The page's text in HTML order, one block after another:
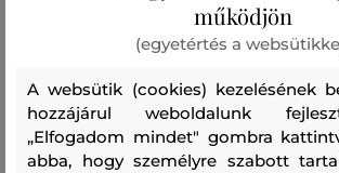
működjön
(egyetértés a
A websütik (cookies) kezelésének
hozzájárul weboldalunk
„Elfogadom mindet" gombra
abba, hogy személyre szabott